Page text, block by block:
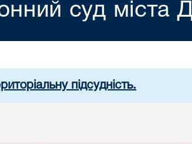
суд міста
підсудність.